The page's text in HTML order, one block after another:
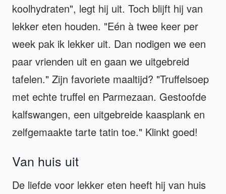
koolhydraten", legt hij uit. Toch blijft hij van
lekker eten houden. "Eén à twee keer per
week pak ik lekker uit. Dan nodigen we een
paar vrienden uit en gaan we uitgebreid
tafelen." Zijn favoriete maaltijd? "Truffelsoep
met echte truffel en Parmezaan. Gestoofde
kalfswangen, een uitgebreide kaasplank en
zelfgemaakte tarte tatin toe." Klinkt goed!
Van huis uit
De liefde voor lekker eten heeft hij van huis